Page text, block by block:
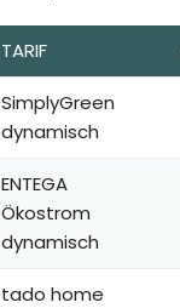
TARIF
SimplyGreen
dynamisch
ENTEGA
Ökostrom
dynamisch
tado home